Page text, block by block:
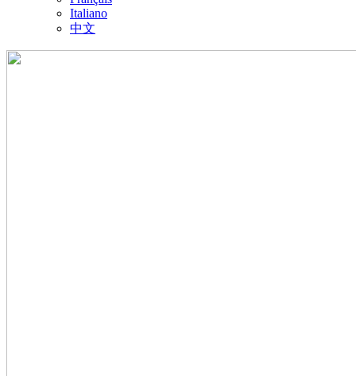
Italiano
中文